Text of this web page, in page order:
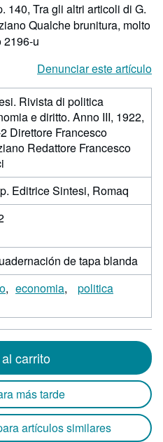
140, Tra gli altri articoli di G.
Qualche brunitura, molto
2196-u
Denunciar este artículo
Rivista di politica
e diritto. Anno III, 1922,
Direttore Francesco
Redattore Francesco
Editrice Sintesi, Romaq
de tapa blanda
economia politica
carrito
más tarde
artículos similares